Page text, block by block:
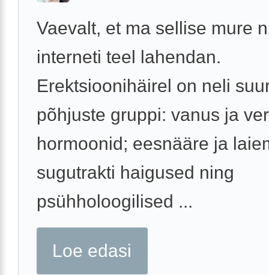
Vaevalt, et ma sellise mure
interneti teel lahendan.
Erektsioonihäirel on neli
põhjuste gruppi: vanus ja
hormoonid; eesnääre ja
sugutrakti haigused ning
psühholoogilised ...
Loe edasi